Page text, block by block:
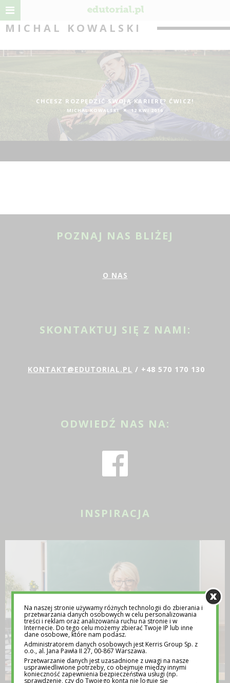
MICHAL KOWALSKI
CHCESZ ROZPĘDZIĆ SWOJĄ KARIERĘ? ĆWICZ!
MICHAL KOWALSKI 12 KWI 2016
POZNAJ NAS BLIŻEJ
O NAS
SKONTAKTUJ SIĘ Z NAMI:
KONTAKT@EDUTORIAL.PL / +48 570 170 130
ODWIEDŹ NAS NA:
INSPIRACJA
Na naszej stronie używamy różnych technologii do zbierania i
przetwarzania danych osobowych w celu personalizowania
treści i reklam oraz analizowania ruchu na stronie i w
Internecie. Do tego celu możemy zbierać Twoje IP lub inne
dane osobowe, które nam podasz.
Administratorem danych osobowych jest Kerris Group Sp. z
o.o., al. Jana Pawła II 27, 00-867 Warszawa.
Przetwarzanie danych jest uzasadnione z uwagi na nasze
usprawiedliwione potrzeby, co obejmuje między innymi
konieczność zapewnienia bezpieczeństwa usługi (np.
sprawdzenie, czy do Twojego konta nie loguje się